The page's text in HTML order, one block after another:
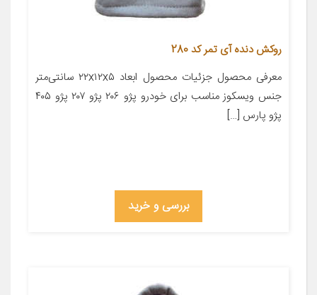
روکش دنده آی تمر کد 280
معرفی محصول جزئیات محصول ابعاد ۲۲x۱۲x۵ سانتی‌متر
جنس ویسکوز مناسب برای خودرو پژو ۲۰۶ پژو ۲۰۷ پژو ۴۰۵
پژو پارس […]
بررسی و خرید